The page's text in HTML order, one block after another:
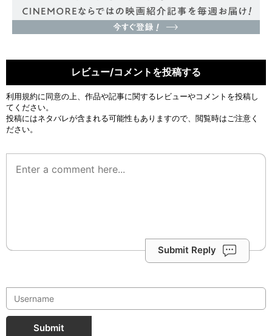
レビュー/コメントを投稿する
利用規約に同意の上、作品や記事に関するレビューやコメントを投稿し
てください。
投稿にはネタバレが含まれる可能性もありますので、閲覧時はご注意く
ださい。
Submit Reply
Submit